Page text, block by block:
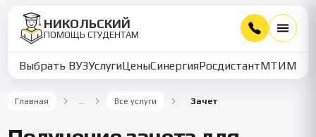
НИКОЛЬСКИЙ
ПОМОЩЬ СТУДЕНТАМ
Выбрать ВУЗУслугиЦеныСинергияРосдистантМТИММУ
Главная … Все услуги Зачет